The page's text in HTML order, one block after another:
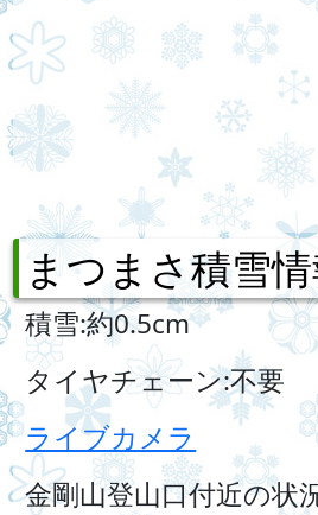
まつまさ積雪
積雪:約0.5cm
タイヤチェーン:不要
ライブカメラ
金剛山登山口付近の状